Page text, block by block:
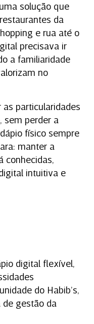
solução que
da
e rua até o
precisava ir
a familiaridade
no
particularidades
sem perder a
físico sempre
manter a
conhecidas,
intuitiva e
digital flexível,
do Habib’s,
de gestão da